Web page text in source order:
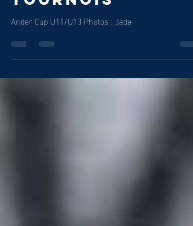
Récompenses
tournois
Ander Cup U11/U13 Photos : Jade